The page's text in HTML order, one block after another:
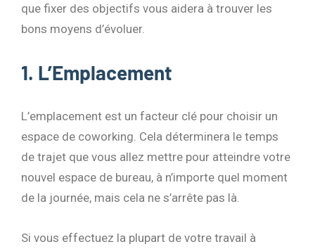
que fixer des objectifs vous aidera à trouver les
bons moyens d’évoluer.
1. L’Emplacement
L’emplacement est un facteur clé pour choisir un
espace de coworking. Cela déterminera le temps
de trajet que vous allez mettre pour atteindre votre
nouvel espace de bureau, à n’importe quel moment
de la journée, mais cela ne s’arrête pas là.
Si vous effectuez la plupart de votre travail à